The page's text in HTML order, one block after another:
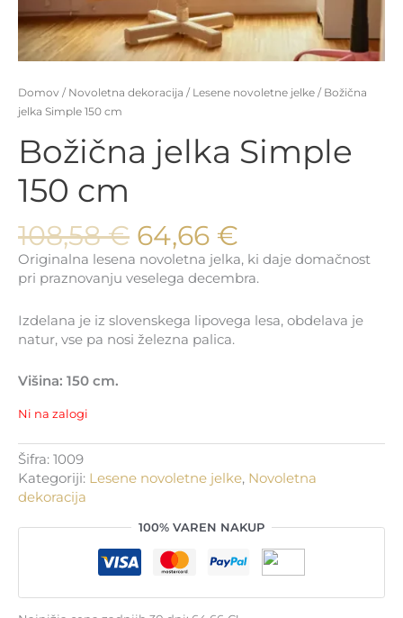
Domov / Novoletna dekoracija / Lesene novoletne jelke / Božična
jelka Simple 150 cm
Božična jelka Simple
150 cm
108,58€ Izvirna
cena
je
bila:
108,58 €.
64,66 €
cena
je:
64,66 €.
Originalna lesena novoletna jelka, ki daje domačnost
pri praznovanju veselega decembra.
Izdelana je iz slovenskega lipovega lesa, obdelava je
natur, vse pa nosi železna palica.
Višina: 150 cm.
Ni na zalogi
Šifra: 1009
Kategoriji: Lesene novoletne jelke, Novoletna
dekoracija
100% VAREN NAKUP